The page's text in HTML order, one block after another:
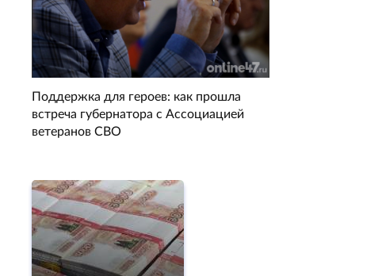
Поддержка для героев: как прошла
встреча губернатора с Ассоциацией
ветеранов СВО